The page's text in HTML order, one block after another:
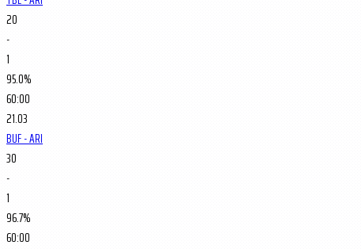
20
-
1
95.0%
60:00
21.03
BUF - ARI
30
-
1
96.7%
60:00